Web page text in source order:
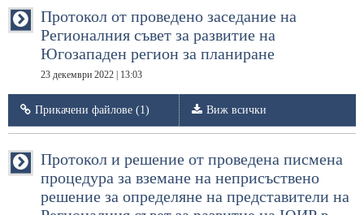
Протокол от проведено заседание на
Регионалния съвет за развитие на
Югозападен регион за планиране
23 декември 2022 | 13:03
Прикачени файлове (1) Виж всички
Протокол и решение от проведена писмена
процедура за вземане на неприсъствено
решение за определяне на представители на